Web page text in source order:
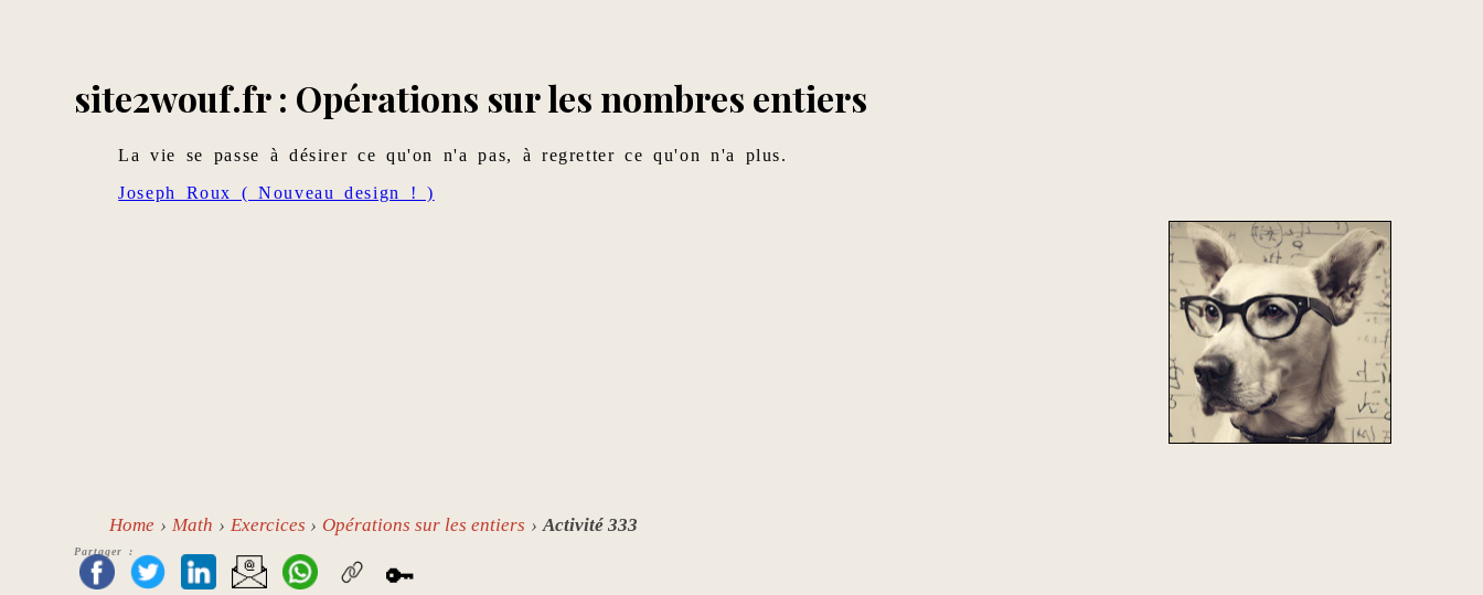
site2wouf.fr : Opérations sur les nombres entiers
La vie se passe à désirer ce qu'on n'a pas, à regretter ce qu'on n'a plus.
Joseph Roux ( Nouveau design ! )
Home Math Exercices Opérations sur les entiers Activité 333
Partager :
🔑